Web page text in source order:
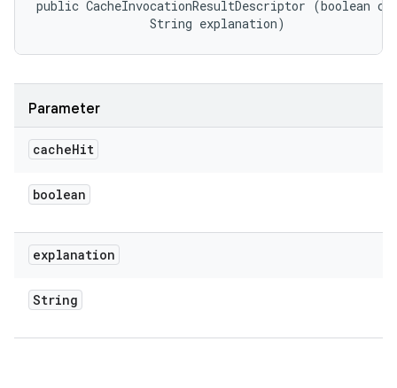
public CacheInvocationResultDescriptor (boolean
                String explanation)
Parameter
cacheHit
boolean
explanation
String